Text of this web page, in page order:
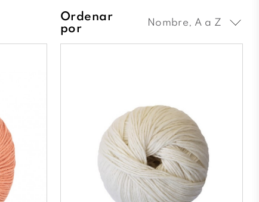
Ordenar
por
Nombre, A a Z